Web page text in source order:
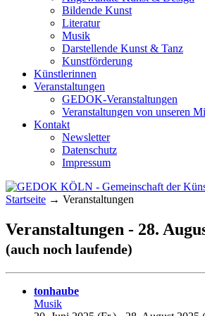
Bildende Kunst
Literatur
Musik
Darstellende Kunst & Tanz
Kunstförderung
Künstlerinnen
Veranstaltungen
GEDOK-Veranstaltungen
Veranstaltungen von unseren
Kontakt
Newsletter
Datenschutz
Impressum
GEDOK KÖLN
Gemeinschaft der
Startseite → Veranstaltungen
Veranstaltungen - 28.
(auch noch laufende)
tonhaube
Musik